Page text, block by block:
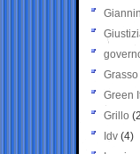
Grasso
Green
Grillo
Idv (4)